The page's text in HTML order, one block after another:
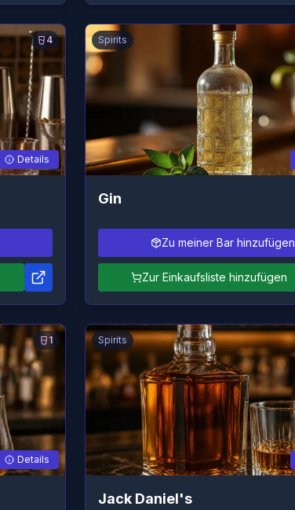
4
Details
Spirits
Gin
Zu meiner Bar hinzufügen
Zur Einkaufsliste hinzufügen
1
Details
Spirits
Jack Daniel's